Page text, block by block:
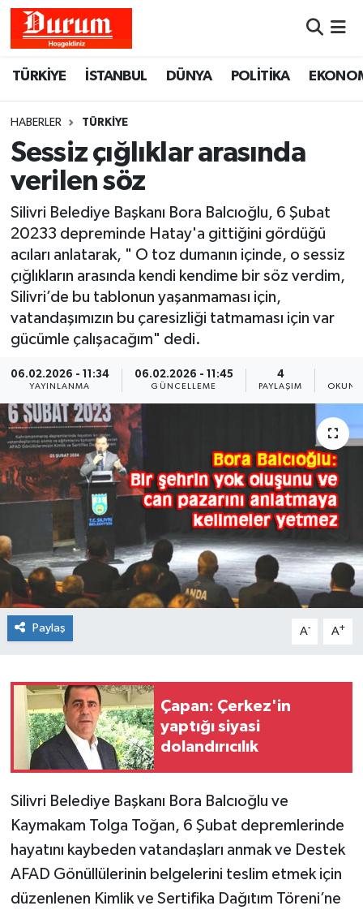
TÜRKİYE İSTANBUL DÜNYA POLİTİKA
HABERLER TÜRKİYE
Sessiz çığlıklar arasında
verilen söz
Silivri Belediye Başkanı Bora Balcıoğlu, 6 Şubat
20233 depreminde Hatay'a gittiğini gördüğü
acıları anlatarak, " O toz dumanın içinde, o sessiz
çığlıkların arasında kendi kendime bir söz verdim,
Silivri’de bu tablonun yaşanmaması için,
vatandaşımızın bu çaresizliği tatmaması için var
gücümle çalışacağım" dedi.
06.02.2026 - 11:34
YAYINLANMA
06.02.2026 - 11:45
GÜNCELLEME
4
PAYLAŞIM
Paylaş A- A+
Çapan: Çerkez'in
yaptığı siyasi
dolandırıcılık
Silivri Belediye Başkanı Bora Balcıoğlu ve
Kaymakam Tolga Toğan, 6 Şubat depremlerinde
hayatını kaybeden vatandaşları anmak ve Destek
AFAD Gönüllülerinin belgelerini teslim etmek için
düzenlenen Kimlik ve Sertifika Dağıtım Töreni’ne
Hava Durumu
Namaz Vakitleri
Trafik Durumu
Süper Lig Puan Durumu ve Fikstür
Tüm Manşetler
Son Dakika Haberleri
Haber Arşivi